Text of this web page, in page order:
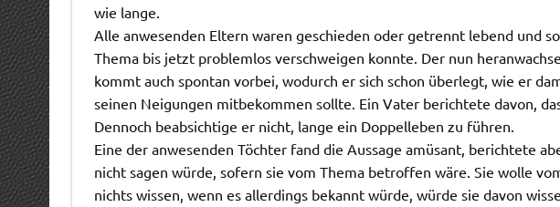
wie lange.
Alle anwesenden Eltern waren geschieden oder getrennt lebend und
Thema bis jetzt problemlos verschweigen konnte. Der nun
kommt auch spontan vorbei, wodurch er sich schon überlegt, wie er
seinen Neigungen mitbekommen sollte. Ein Vater berichtete davon,
Dennoch beabsichtige er nicht, lange ein Doppelleben zu führen.
Eine der anwesenden Töchter fand die Aussage amüsant, berichtete
nicht sagen würde, sofern sie vom Thema betroffen wäre. Sie wolle
nichts wissen, wenn es allerdings bekannt würde, würde sie davon